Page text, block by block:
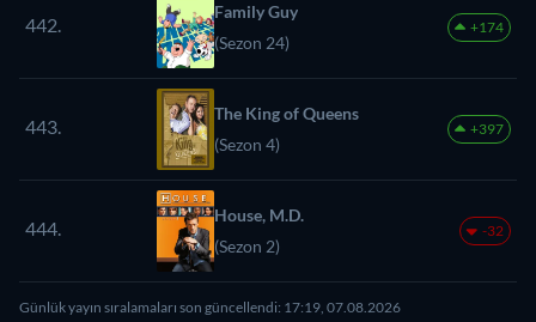
442.
Family Guy
(Sezon 24)
+174
443.
The King of Queens
(Sezon 4)
+397
444.
House, M.D.
(Sezon 2)
-32
Günlük yayın sıralamaları son güncellendi: 17:19, 07.08.2026